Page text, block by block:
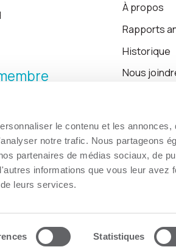
le contenu et les annonces,
notre trafic. Nous partageons
partenaires de médias sociaux, de
informations que vous leur avez
leurs services.
Statistiques
À propos
Rapports
Historique
Nous